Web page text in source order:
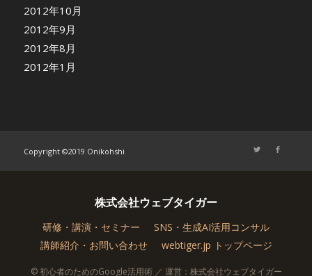
2012年10月
2012年9月
2012年8月
2012年1月
Copyright ©2019 Onikohshi
株式会社ウェブタイガー
研修・講演・セミナー
SNS・生成AI活用コンサル
講師紹介・お問い合わせ
webtiger.jp トップページ
© 初心者のためのGoogle活用術 ／ 運営：株式会社ウェブタイガー